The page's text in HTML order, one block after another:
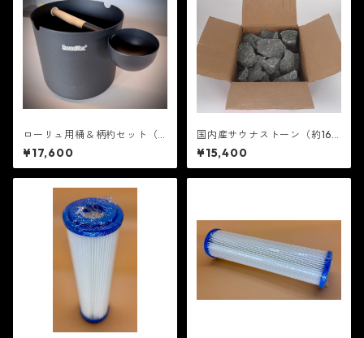
ローリュ用桶＆柄杓セット（S
aunaHaxオリジナル）Ver2.
¥17,600
国内産サウナストーン（約16
～18kg）
¥15,400